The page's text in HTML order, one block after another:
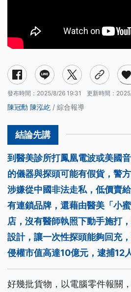
發布時間： 2025/8/26 19:31 更新時間：
陳冠勳 陳泓屹 / 綜合報導
到醫美診所打鳳凰電波或美國
的儀器與探頭可能有假貨，警
涉嫌從中國非法走私，低價賣
有連鎖品牌，還藉由醫美「小
店，沒有醫師執照下動手施打
設計，讓一次性探頭能夠回充
侵權市值高達10億元，逮捕12
好幾批貨物，以電腦零件報關